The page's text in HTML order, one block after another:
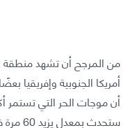
من المرجح أن تشهد منطقة
أمريكا الجنوبية وإفريقيا